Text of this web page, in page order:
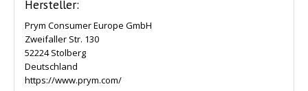
Hersteller:
Prym Consumer Europe GmbH
Zweifaller Str. 130
52224 Stolberg
Deutschland
https://www.prym.com/